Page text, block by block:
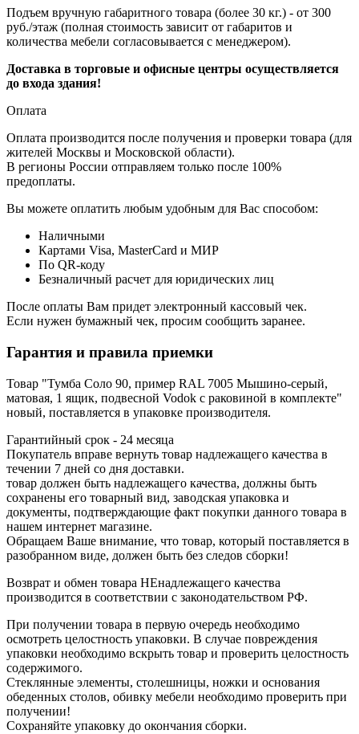
Подъем вручную габаритного товара (более 30 кг.) - от 300
руб./этаж (полная стоимость зависит от габаритов и
количества мебели согласовывается с менеджером).
Доставка в торговые и офисные центры осуществляется
до входа здания!
Оплата
Оплата производится после получения и проверки товара (для
жителей Москвы и Московской области).
В регионы России отправляем только после 100%
предоплаты.
Вы можете оплатить любым удобным для Вас способом:
Наличными
Картами Visa, MasterCard и МИР
По QR-коду
Безналичный расчет для юридических лиц
После оплаты Вам придет электронный кассовый чек.
Если нужен бумажный чек, просим сообщить заранее.
Гарантия и правила приемки
Товар "Тумба Соло 90, пример RAL 7005 Мышино-серый,
матовая, 1 ящик, подвесной Vodok с раковиной в комплекте"
новый, поставляется в упаковке производителя.
Гарантийный срок - 24 месяца
Покупатель вправе вернуть товар надлежащего качества в
течении 7 дней со дня доставки.
товар должен быть надлежащего качества, должны быть
сохранены его товарный вид, заводская упаковка и
документы, подтверждающие факт покупки данного товара в
нашем интернет магазине.
Обращаем Ваше внимание, что товар, который поставляется в
разобранном виде, должен быть без следов сборки!
Возврат и обмен товара НЕнадлежащего качества
производится в соответствии с законодательством РФ.
При получении товара в первую очередь необходимо
осмотреть целостность упаковки. В случае повреждения
упаковки необходимо вскрыть товар и проверить целостность
содержимого.
Стеклянные элементы, столешницы, ножки и основания
обеденных столов, обивку мебели необходимо проверить при
получении!
Сохраняйте упаковку до окончания сборки.